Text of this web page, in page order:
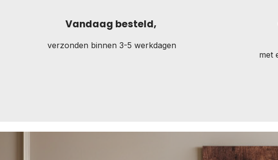
Vandaag besteld,
verzonden binnen 3-5 werkdagen
met